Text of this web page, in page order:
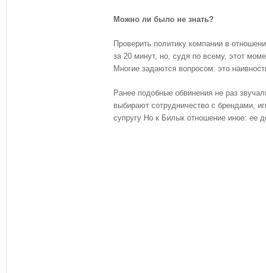
Можно ли было не знать?
Проверить политику компании в
за 20 минут, но, судя по всему, этот
Многие задаются вопросом: это
Ранее подобные обвинения не раз
выбирают сотрудничество с брендами,
супругу Но к Билык отношение иное: ее